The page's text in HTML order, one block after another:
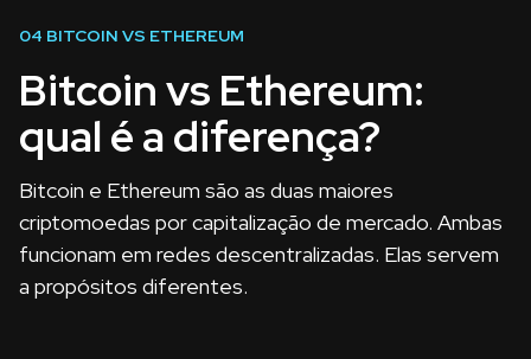
04 BITCOIN VS ETHEREUM
Bitcoin vs Ethereum:
qual é a diferença?
Bitcoin e Ethereum são as duas maiores
criptomoedas por capitalização de mercado. Ambas
funcionam em redes descentralizadas. Elas servem
a propósitos diferentes.